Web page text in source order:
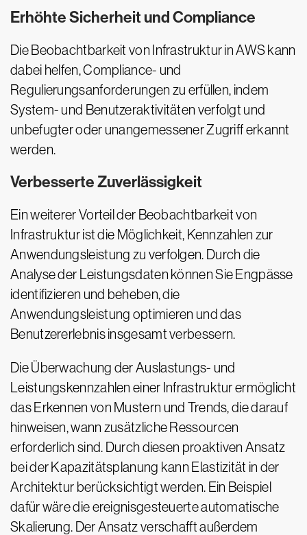
Erhöhte Sicherheit und Compliance
Die Beobachtbarkeit von Infrastruktur in AWS kann
dabei helfen, Compliance- und
Regulierungsanforderungen zu erfüllen, indem
System- und Benutzeraktivitäten verfolgt und
unbefugter oder unangemessener Zugriff erkannt
werden.
Verbesserte Zuverlässigkeit
Ein weiterer Vorteil der Beobachtbarkeit von
Infrastruktur ist die Möglichkeit, Kennzahlen zur
Anwendungsleistung zu verfolgen. Durch die
Analyse der Leistungsdaten können Sie Engpässe
identifizieren und beheben, die
Anwendungsleistung optimieren und das
Benutzererlebnis insgesamt verbessern.
Die Überwachung der Auslastungs- und
Leistungskennzahlen einer Infrastruktur ermöglicht
das Erkennen von Mustern und Trends, die darauf
hinweisen, wann zusätzliche Ressourcen
erforderlich sind. Durch diesen proaktiven Ansatz
bei der Kapazitätsplanung kann Elastizität in der
Architektur berücksichtigt werden. Ein Beispiel
dafür wäre die ereignisgesteuerte automatische
Skalierung. Der Ansatz verschafft außerdem